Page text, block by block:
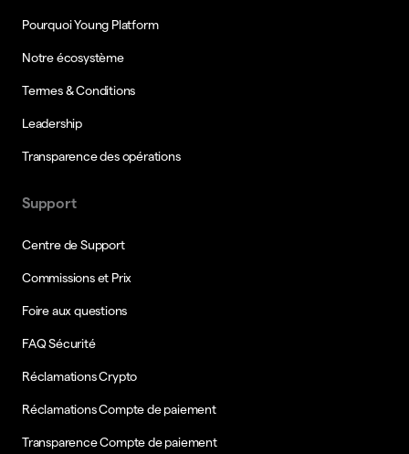
Pourquoi Young Platform
Notre écosystème
Termes & Conditions
Leadership
Transparence des opérations
Support
Centre de Support
Commissions et Prix
Foire aux questions
FAQ Sécurité
Réclamations Crypto
Réclamations Compte de paiement
Transparence Compte de paiement